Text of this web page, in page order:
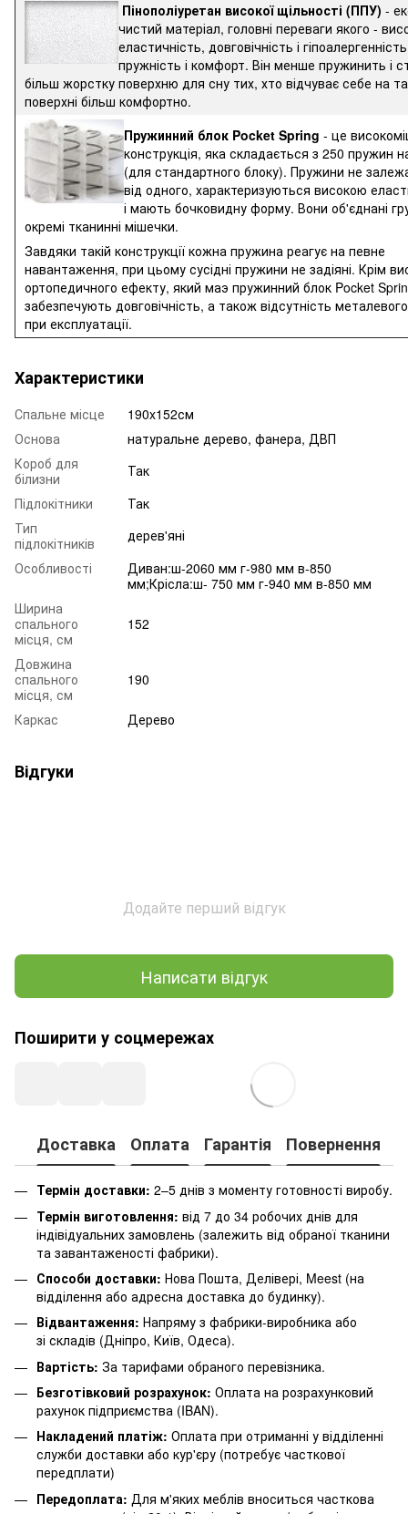
Пінополіуретан високої щільності (ППУ) -
чистий матеріал, головні переваги якого -
еластичність, довговічність і
пружність і комфорт. Він менше пружинить і
більш жорстку поверхню для сну тих, хто відчуває себе на
поверхні більш комфортно.
Пружинний блок Pocket Spring - це
конструкція, яка складається з 250 пружин
(для стандартного блоку). Пружини не
від одного, характеризуються високою
і мають бочковидну форму. Вони об'єднані
окремі тканинні мішечки.
Завдяки такій конструкції кожна пружина реагує на певне
навантаження, при цьому сусідні пружини не задіяні. Крім
ортопедичного ефекту, який маэ пружинний блок Pocket
забезпечують довговічність, а також відсутність
при експлуатації.
Характеристики
Спальне місце
190x152см
Основа
натуральне дерево, фанера, ДВП
Короб для
білизни
Так
Підлокітники
Так
Тип
підлокітників
дерев'яні
Особливості
Диван:ш-2060 мм г-980 мм в-850
мм;Крісла:ш- 750 мм г-940 мм в-850 мм
Ширина
спального
місця, см
152
Довжина
спального
місця, см
190
Каркас Дерево
Відгуки
Додайте перший відгук
Написати відгук
Поширити у соцмережах
Доставка Оплата Гарантія Повернення
Термін доставки: 2–5 днів з моменту готовності виробу.
Термін виготовлення: від 7 до 34 робочих днів для
індівідуальних замовлень (залежить від обраної тканини
та завантаженості фабрики).
Способи доставки: Нова Пошта, Делівері, Meest (на
відділення або адресна доставка до будинку).
Відвантаження: Напряму з фабрики-виробника або
зі складів (Дніпро, Київ, Одеса).
Вартість: За тарифами обраного перевізника.
Безготівковий розрахунок: Оплата на розрахунковий
рахунок підприємства (IBAN).
Накладений платіж: Оплата при отриманні у відділенні
служби доставки або кур'єру (потребує часткової
передплати)
Передоплата: Для м'яких меблів вноситься часткова